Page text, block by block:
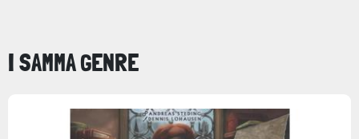
I SAMMA GENRE